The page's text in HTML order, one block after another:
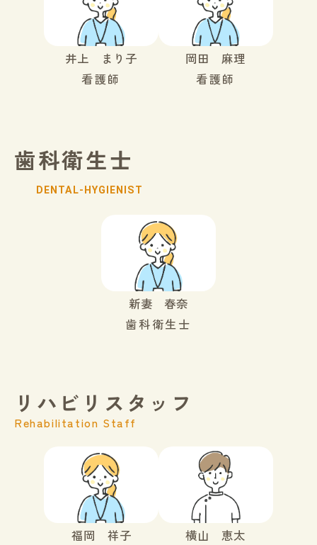
井上 まり子
看護師
岡田 麻理
看護師
歯科衛生士
DENTAL-HYGIENIST
新妻 春奈
歯科衛生士
リハビリスタッフ
Rehabilitation Staff
福岡 祥子
横山 恵太